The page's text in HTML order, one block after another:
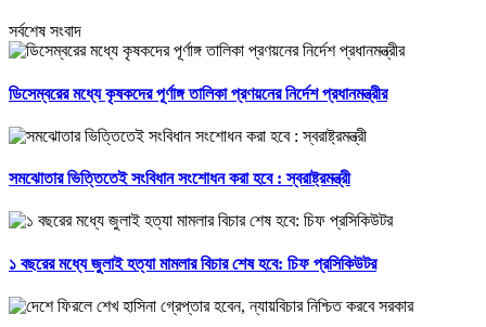
সর্বশেষ সংবাদ
ডিসেম্বরের মধ্যে কৃষকদের পূর্ণাঙ্গ তালিকা প্রণয়নের নির্দেশ প্রধানমন্ত্রীর
সমঝোতার ভিত্তিতেই সংবিধান সংশোধন করা হবে : স্বরাষ্ট্রমন্ত্রী
১ বছরের মধ্যে জুলাই হত্যা মামলার বিচার শেষ হবে: চিফ প্রসিকিউটর